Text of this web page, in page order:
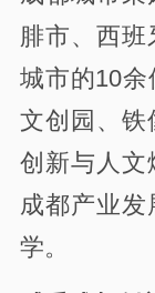
腓市、西
城市的10
文创园、铁
创新与人文
成都产业
学。